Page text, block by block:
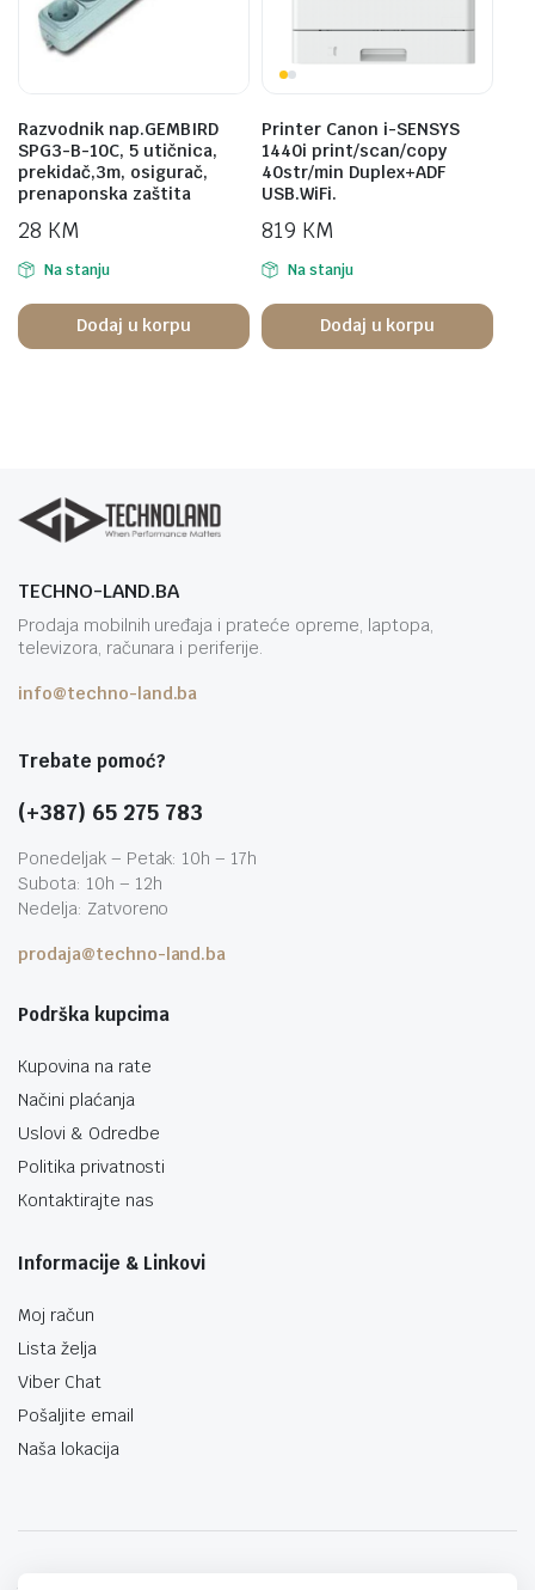
Razvodnik nap.GEMBIRD
SPG3-B-10C, 5 utičnica,
prekidač,3m, osigurač,
prenaponska zaštita
28 KM
Na stanju
Dodaj u korpu
Printer Canon i-SENSYS
1440i print/scan/copy
40str/min Duplex+ADF
USB.WiFi.
819 KM
Na stanju
Dodaj u korpu
TECHNO-LAND.BA
Prodaja mobilnih uređaja i prateće opreme, laptopa,
televizora, računara i periferije.
info@techno-land.ba
Trebate pomoć?
(+387) 65 275 783
Ponedeljak – Petak: 10h – 17h
Subota: 10h – 12h
Nedelja: Zatvoreno
prodaja@techno-land.ba
Podrška kupcima
Kupovina na rate
Načini plaćanja
Uslovi & Odredbe
Politika privatnosti
Kontaktirajte nas
Informacije & Linkovi
Moj račun
Lista želja
Viber Chat
Pošaljite email
Naša lokacija